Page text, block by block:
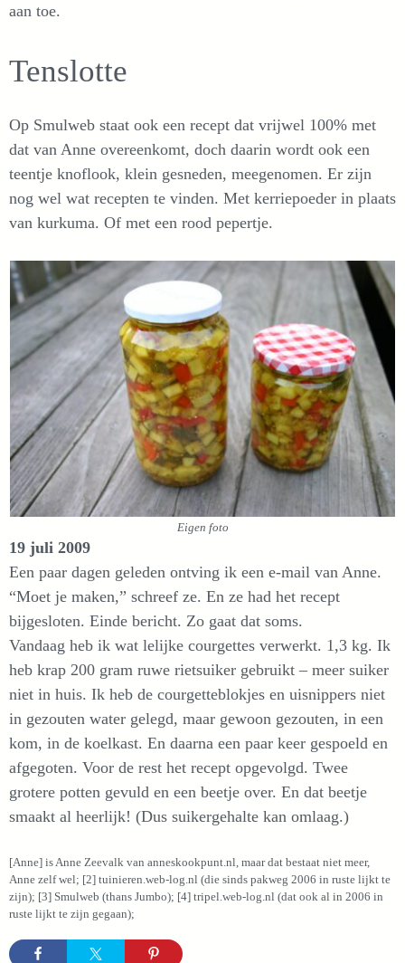
aan toe.
Tenslotte
Op Smulweb staat ook een recept dat vrijwel 100% met
dat van Anne overeenkomt, doch daarin wordt ook een
teentje knoflook, klein gesneden, meegenomen. Er zijn
nog wel wat recepten te vinden. Met kerriepoeder in plaats
van kurkuma. Of met een rood pepertje.
Eigen foto
19 juli 2009
Een paar dagen geleden ontving ik een e-mail van Anne.
“Moet je maken,” schreef ze. En ze had het recept
bijgesloten. Einde bericht. Zo gaat dat soms.
Vandaag heb ik wat lelijke courgettes verwerkt. 1,3 kg. Ik
heb krap 200 gram ruwe rietsuiker gebruikt – meer suiker
niet in huis. Ik heb de courgetteblokjes en uisnippers niet
in gezouten water gelegd, maar gewoon gezouten, in een
kom, in de koelkast. En daarna een paar keer gespoeld en
afgegoten. Voor de rest het recept opgevolgd. Twee
grotere potten gevuld en een beetje over. En dat beetje
smaakt al heerlijk! (Dus suikergehalte kan omlaag.)
[Anne] is Anne Zeevalk van anneskookpunt.nl, maar dat bestaat niet meer,
Anne zelf wel; [2] tuinieren.web-log.nl (die sinds pakweg 2006 in ruste lijkt te
zijn); [3] Smulweb (thans Jumbo); [4] tripel.web-log.nl (dat ook al in 2006 in
ruste lijkt te zijn gegaan);